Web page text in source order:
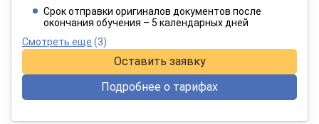
При оплате в рассрочку на 12 месяцев
Срок отправки оригиналов документов после
окончания обучения – 5 календарных дней
Смотреть еще (3)
Оставить заявку
Подробнее о тарифах